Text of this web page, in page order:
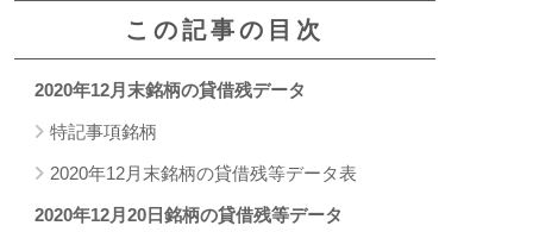
この記事の目次
2020年12月末銘柄の貸借残データ
特記事項銘柄
2020年12月末銘柄の貸借残等データ表
2020年12月20日銘柄の貸借残等データ